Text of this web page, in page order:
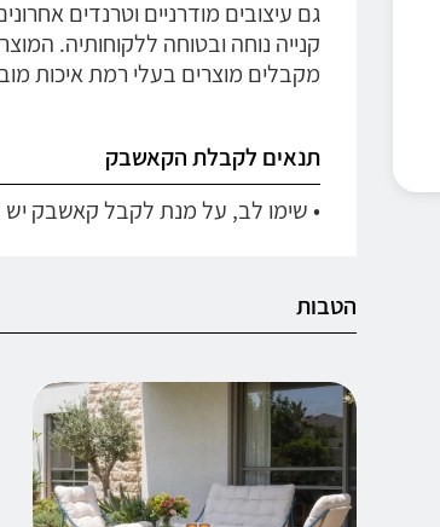
קנייה נוחה ובטוחה ללקוחותיה.
מקבלים מוצרים בעלי רמת איכות
תנאים לקבלת הקאשבק
• שימו לב, על מנת לקבל קאשבק יש
הטבות